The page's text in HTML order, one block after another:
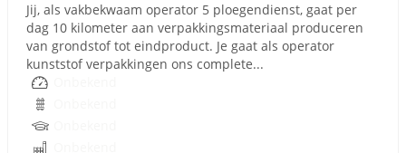
Jij, als vakbekwaam operator 5 ploegendienst, gaat per
dag 10 kilometer aan verpakkingsmateriaal produceren
van grondstof tot eindproduct. Je gaat als operator
kunststof verpakkingen ons complete...